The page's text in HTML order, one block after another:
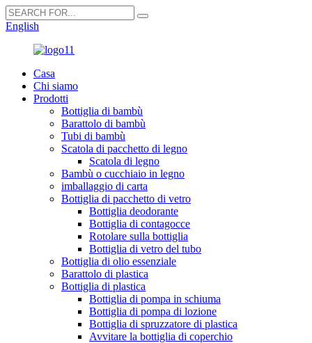
English
Casa
Chi siamo
Prodotti
Bottiglia di bambù
Barattolo di bambù
Tubi di bambù
Scatola di pacchetto di legno
Scatola di legno
Bambù o cucchiaio in legno
imballaggio di carta
Bottiglia di pacchetto di vetro
Bottiglia deodorante
Bottiglia di contagocce
Rotolare sulla bottiglia
Bottiglia di vetro del tubo
Bottiglia di olio essenziale
Barattolo di plastica
Bottiglia di plastica
Bottiglia di pompa in schiuma
Bottiglia di pompa di lozione
Bottiglia di spruzzatore di plastica
Avvitare la bottiglia di coperchio